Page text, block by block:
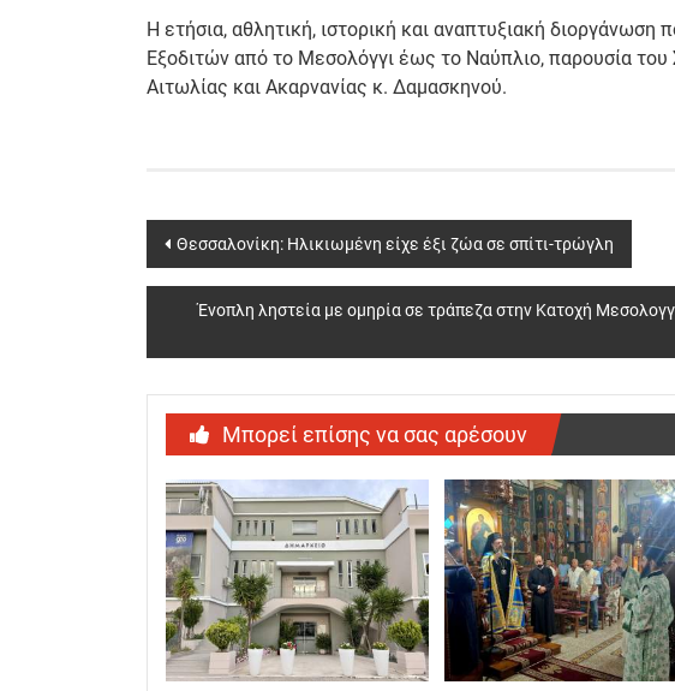
Η ετήσια, αθλητική, ιστορική και αναπτυξιακή διοργάνωση
Εξοδιτών από το Μεσολόγγι έως το Ναύπλιο, παρουσία
Αιτωλίας και Ακαρνανίας κ. Δαμασκηνού.
Post
navigation
Θεσσαλονίκη: Ηλικιωμένη είχε έξι ζώα σε σπίτι-τρώγλη
Ένοπλη ληστεία με ομηρία σε τράπεζα στην Κατοχή
Μπορεί επίσης να σας αρέσουν